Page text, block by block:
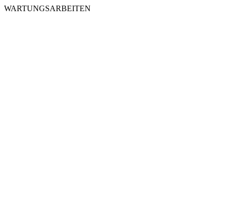
WARTUNGSARBEITEN